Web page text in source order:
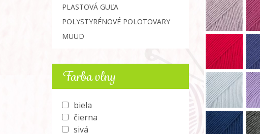
PLASTOVÁ GUĽA
POLYSTYRÉNOVÉ POLOTOVARY
MUUD
Farba vlny
biela
čierna
sivá